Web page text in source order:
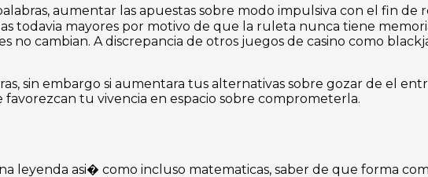
aumentar las apuestas sobre modo impulsiva con el fin de
todavia mayores por motivo de que la ruleta nunca tiene
cambian. A discrepancia de otros juegos de casino como
sin embargo si aumentara tus alternativas sobre gozar de el
tu vivencia en espacio sobre comprometerla.
leyenda asi� como incluso matematicas, saber de que forma